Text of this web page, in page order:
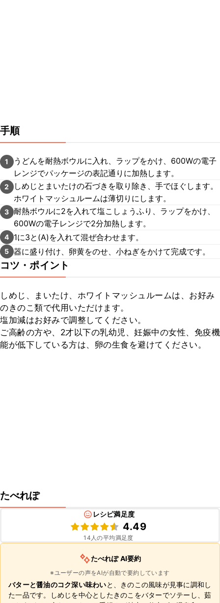
手順
1
うどんを耐熱ボウルに入れ、ラップをかけ、600Wの電子
レンジでパッケージの表記通りに加熱します。
2
しめじとまいたけの石づきを取り除き、手でほぐします。
ホワイトマッシュルームは薄切りにします。
3 耐熱ボウルに2を入れて塩こしょうふり、ラップをかけ、
600Wの電子レンジで2分加熱します。
4 1に3と(A)を入れて混ぜ合わせます。
5 器に盛り付け、卵黄をのせ、小ねぎをかけて完成です。
コツ・ポイント
しめじ、まいたけ、ホワイトマッシュルームは、お好み
のきのこ類で代用いただけます。
塩加減はお好みで調整してください。
ご高齢の方や、2才以下の乳幼児、妊娠中の女性、免疫機
能が低下している方は、卵の生食を避けてください。
たべれぽ
レシピ満足度
4.49
14 人の平均満足度
たべれぽ AI要約
※ユーザーの声をAIが自動で要約しています
バターと醤油のコク深い味わいと、きのこの風味が見事に調和し
た一品です。しめじを中心としたきのこをバターでソテーし、茹